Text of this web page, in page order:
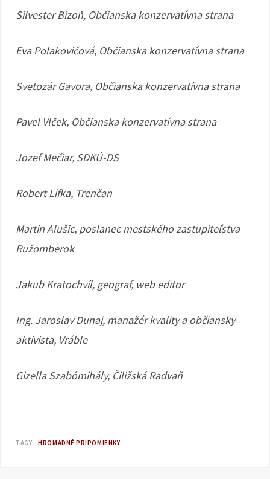
Silvester Bizoň, Občianska konzervatívna strana
Eva Polakovičová, Občianska konzervatívna strana
Svetozár Gavora, Občianska konzervatívna strana
Pavel Vlček, Občianska konzervatívna strana
Jozef Mečiar, SDKÚ-DS
Robert Lifka, Trenčan
Martin Alušic, poslanec mestského zastupiteľstva
Ružomberok
Jakub Kratochvíl, geograf, web editor
Ing. Jaroslav Dunaj, manažér kvality a občiansky
aktivista, Vráble
Gizella Szabómihály, Čiližská Radvaň
TAGY: HROMADNÉ PRIPOMIENKY